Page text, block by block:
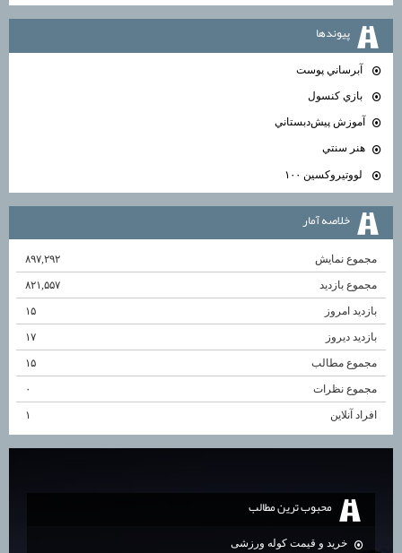
پيوندها
آبرساني پوست
بازي كنسول
آموزش پيش‌دبستاني
هنر سنتي
لووتيروكسين ۱۰۰
خلاصه آمار
مجموع نمایش‌ ۸۹۷,۲۹۲
مجموع بازدید ۸۲۱,۵۵۷
بازدید امروز ۱۵
بازدید دیروز ۱۷
مجموع مطالب ۱۵
مجموع نظرات ۰
افراد آنلاین ۱
محبوب ترين مطالب
خرید و قیمت کوله ورزشی